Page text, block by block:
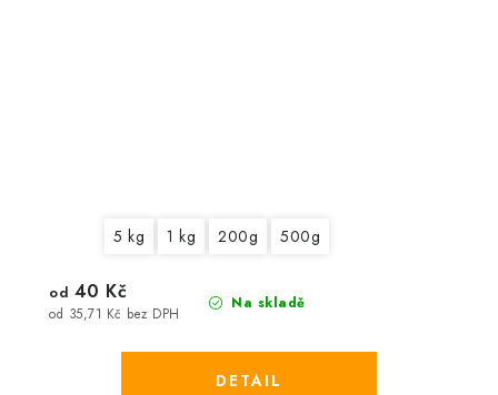
5 kg 1 kg 200g 500g
Na skladě
od 35,71 Kč bez DPH
od 40 Kč